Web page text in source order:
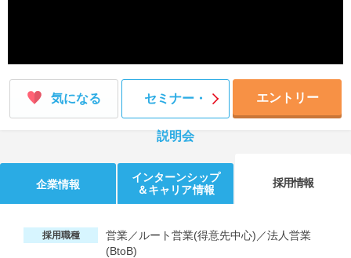
気になる セミナー・
説明会
エントリー
企業情報
インターンシップ
＆キャリア情報
採用情報
採用職種
営業／ルート営業(得意先中心)／法人営業
(BtoB)